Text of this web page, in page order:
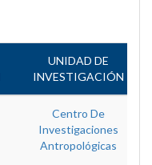
UNIDAD DE
INVESTIGACIÓN
Centro De
Investigaciones
Antropológicas